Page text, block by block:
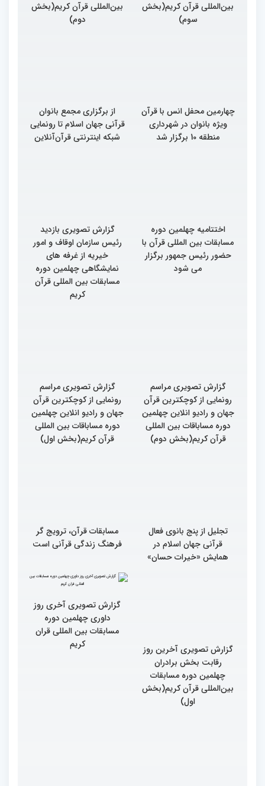
بین‌المللی قرآن کریم(بخش
سوم)
بین‌المللی قرآن کریم(بخش
دوم)
چهارمین محفل انس با قرآن
ویژه بانوان در شهرداری
منطقه 10 برگزار شد
از برگزاری مجمع بانوان
قرآنی جهان اسلام تا رونمایی
شبکه اینترنتی قرآن‌آنلاین
اختتامیه چهلمین دوره
مسابقات بین المللی قرآن با
حضور رئیس جمهور برگزار
می شود
گزارش تصویری بازدید
رئیس سازمان اوقاف و امور
خیریه از غرفه های
نمایشگاهی چهلمین دوره
مسابقات بین المللی قرآن
کریم
گزارش تصویری مراسم
رونمایی از کوچکترین قرآن
جهان و رادیو انلاین چهلمین
دوره مساباقات بین المللی
قرآن کریم(بخش دوم)
گزارش تصویری مراسم
رونمایی از کوچکترین قرآن
جهان و رادیو انلاین چهلمین
دوره مساباقات بین المللی
قرآن کریم(بخش اول)
تجلیل از پنج بانوی فعال
قرآنی جهان اسلام در
همایش «خیرات حسان»
مسابقات قرآن، ترویج گر
فرهنگ زندگی قرآنی است
گزارش تصویری آخرین روز
رقابت بخش برادران
چهلمین دوره مسابقات
بین‌المللی قرآن کریم(بخش
اول)
گزارش تصویری آخری روز